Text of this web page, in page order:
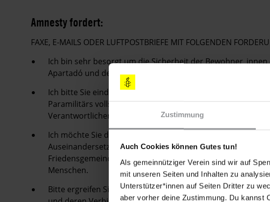
Zustimmung
Auch Cookies können Gutes tun!
Als gemeinnütziger Verein sind wir auf
mit unseren Seiten und Inhalten zu
Unterstützer*innen auf Seiten Dritter zu
aber vorher deine Zustimmung. Du kannst
Amnesty fordert:
FAXE, E-MAILS ODER LUFTPOSTBRIEFE MIT FOLGENDEN
Ich bin sehr besorgt um die Sicherheit der Bewohner_innen
Apartadó und der anderen Bewohner_innen der Gegend.
Ich bitte Sie eindringlich, die Tötung von Ernesto Guzmán
Paramilitärs vollständig und unparteiisch zu untersuchen,
Verantwortlichen vor Gericht zu stellen.
Ich möchte Sie daran erinnern, dass die Zivilbevölkerung
Auseinandersetzungen hineingezogen zu werden. Dieses
Friedensgemeinde San José de Apartadó sowie die
Menschen.
Bitte ergreifen Sie unverzüglich alle nötigen Maßnahmen,